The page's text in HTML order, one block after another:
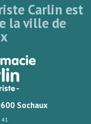
Carlin est
la ville de
Sochaux
41